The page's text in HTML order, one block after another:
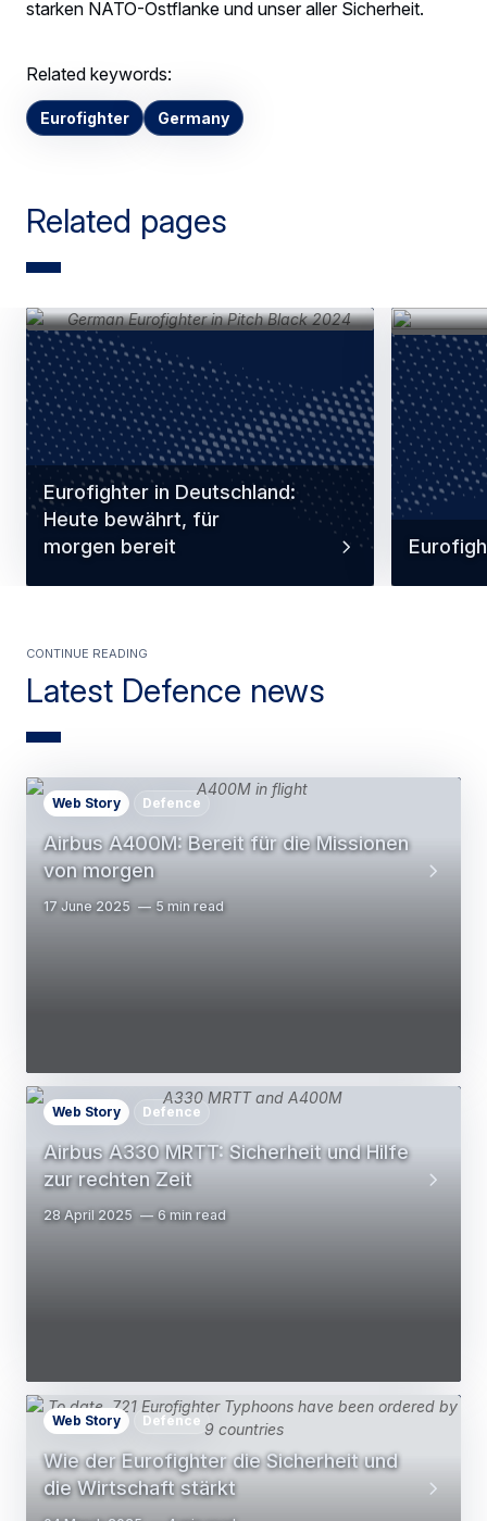
starken NATO-Ostflanke und unser aller Sicherheit.
Related keywords:
Eurofighter Germany
Related pages
Eurofighter in Deutschland:
Heute bewährt, für
morgen bereit
Latest Defence news
Continue Reading
Airbus A400M: Bereit für die Missionen
von morgen
Web Story Defence
17 June 2025 5 min read
Airbus A330 MRTT: Sicherheit und Hilfe
zur rechten Zeit
Web Story Defence
28 April 2025 6 min read
Wie der Eurofighter die Sicherheit und
die Wirtschaft stärkt
Web Story Defence